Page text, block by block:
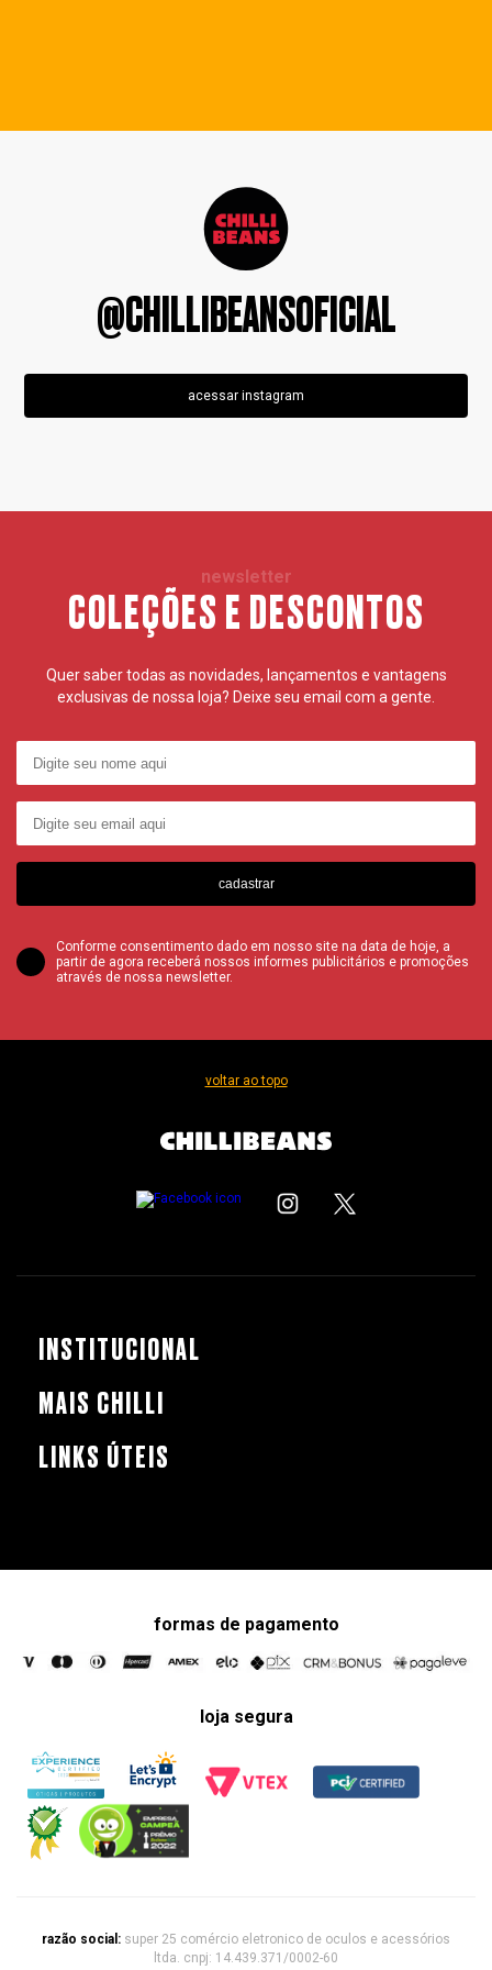
@CHILLIBEANSOFICIAL
acessar instagram
newsletter
COLEÇÕES E DESCONTOS
Quer saber todas as novidades, lançamentos e vantagens
exclusivas de nossa loja? Deixe seu email com a gente.
cadastrar
Conforme consentimento dado em nosso site na data de hoje, a
partir de agora receberá nossos informes publicitários e promoções
através de nossa newsletter.
voltar ao topo
INSTITUCIONAL
MAIS CHILLI
LINKS ÚTEIS
formas de pagamento
loja segura
razão social: super 25 comércio eletronico de oculos e acessórios
ltda. cnpj: 14.439.371/0002-60